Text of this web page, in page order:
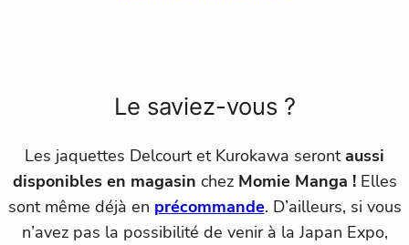
Le saviez-vous ?
Les jaquettes Delcourt et Kurokawa serontaussi
disponibles en magasin chezMomie Manga !Elles
sont même déjà en précommande. D’ailleurs, si vous
n’avez pas la possibilité de venir à la Japan Expo,